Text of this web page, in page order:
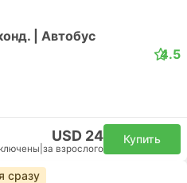
| Автобус
4.5
USD 24
за взрослого
Купить
сразу